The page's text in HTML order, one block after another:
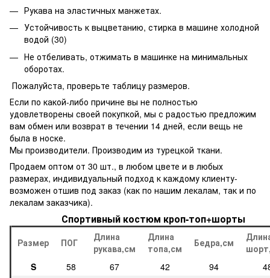
Рукава на эластичных манжетах.
Устойчивость к выцветанию, стирка в машине холодной
водой (30)
Не отбеливать, отжимать в машинке на минимальных
оборотах.
Пожалуйста, проверьте таблицу размеров.
Если по какой-либо причине вы не полностью
удовлетворены своей покупкой, мы с радостью предложим
вам обмен или возврат в течении 14 дней, если вещь не
была в носке.
Мы производители. Производим из турецкой ткани.
Продаем оптом от 30 шт., в любом цвете и в любых
размерах, индивидуальный подход к каждому клиенту-
возможен отшив под заказ (как по нашим лекалам, так и по
лекалам заказчика).
Спортивный костюм кроп-топ+шорты
Размер ПОГ
Длина
рукава,см
Длина
топа,см
Бедра,см
S
58 67 42 94